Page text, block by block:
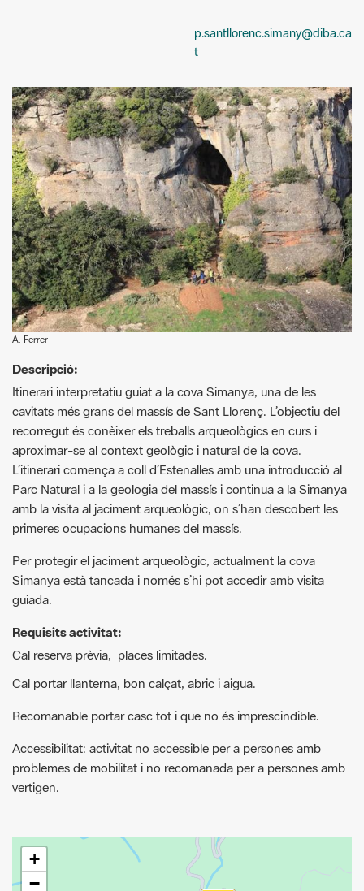
A. Ferrer
Descripció:
Itinerari interpretatiu guiat a la cova Simanya, una de les
recorregut és conèixer els treballs arqueològics en curs i
aproximar-se al context geològic i natural de la cova.
L’itinerari comença a coll d’Estenalles amb una introducció al
Parc Natural i a la geologia del massís i continua a la Simanya
amb la visita al jaciment arqueològic, on s’han descobert les
primeres ocupacions humanes del massís.
Per protegir el jaciment arqueològic, actualment la cova
Simanya està tancada i només s’hi pot accedir amb visita
guiada.
Requisits activitat:
Cal reserva prèvia, places limitades.
Cal portar llanterna, bon calçat, abric i aigua.
Recomanable portar casc tot i que no és imprescindible.
Accessibilitat: activitat no accessible per a persones amb
problemes de mobilitat i no recomanada per a persones amb
+